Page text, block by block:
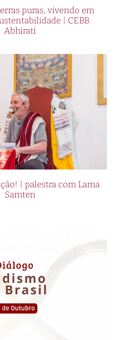
dos jogos de
opções de apostas
a Cbet oferece uma
de gráficos de alta
que torna a
está sempre atualizada
você esteja sempre na
Com uma reputação
é conhecida por sua
desfrutar de
a Cbet oferece
as chances de
como começar sua
moda e beleza em
esportivas do
proposta glamourosa
no país, oferecendo
puras, vivendo em
| CEBB
Abhirati
| palestra com Lama
Samten